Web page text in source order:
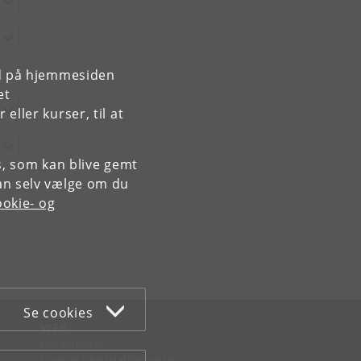
hjemmesiden
eller kurser, til at
som kan blive gemt
selv vælge om du
og
Se cookies
WEB